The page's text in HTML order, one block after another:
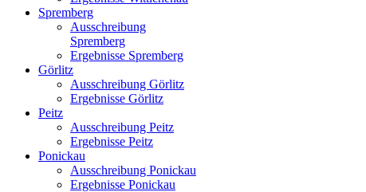
Spremberg
Ausschreibung
Spremberg
Ergebnisse Spremberg
Görlitz
Ausschreibung Görlitz
Ergebnisse Görlitz
Peitz
Ausschreibung Peitz
Ergebnisse Peitz
Ponickau
Ausschreibung Ponickau
Ergebnisse Ponickau